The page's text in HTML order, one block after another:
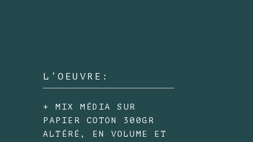
L’OEUVRE:
+ MIX MÉDIA SUR
PAPIER COTON 300GR
ALTÉRÉ, EN VOLUME ET